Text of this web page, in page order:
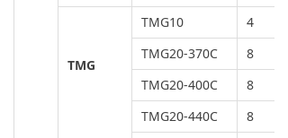
TMG
TMG10
4
TMG20-370C
8
TMG20-400C
8
TMG20-440C
8